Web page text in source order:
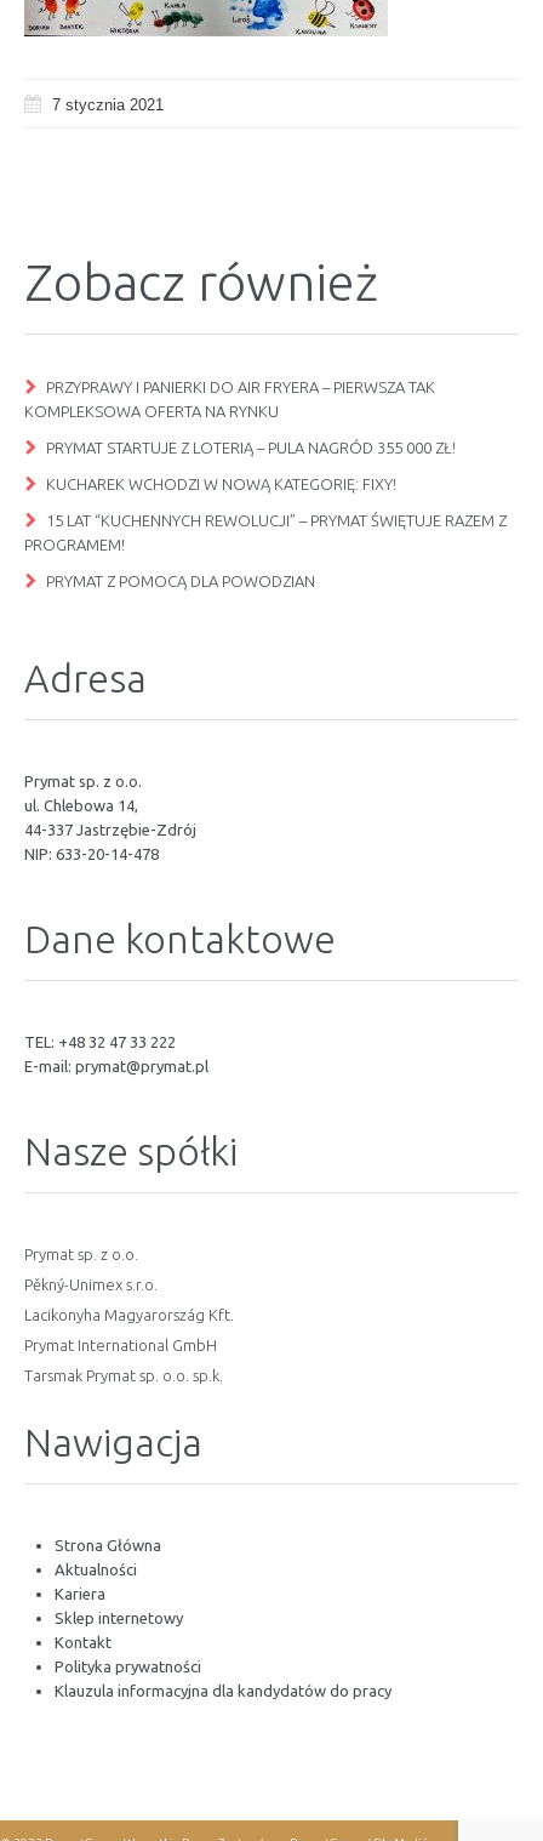
7 stycznia 2021
Zobacz również
PRZYPRAWY I PANIERKI DO AIR FRYERA – PIERWSZA TAK
KOMPLEKSOWA OFERTA NA RYNKU
PRYMAT STARTUJE Z LOTERIĄ – PULA NAGRÓD 355 000 ZŁ!
KUCHAREK WCHODZI W NOWĄ KATEGORIĘ: FIXY!
15 LAT “KUCHENNYCH REWOLUCJI” – PRYMAT ŚWIĘTUJE RAZEM Z
PROGRAMEM!
PRYMAT Z POMOCĄ DLA POWODZIAN
Adresa
Prymat sp. z o.o.
ul. Chlebowa 14,
44-337 Jastrzębie-Zdrój
NIP: 633-20-14-478
Dane kontaktowe
TEL: +48 32 47 33 222
E-mail: prymat@prymat.pl
Nasze spółki
Prymat sp. z o.o.
Pěkný-Unimex s.r.o.
Lacikonyha Magyarország Kft.
Prymat International GmbH
Tarsmak Prymat sp. o.o. sp.k.
Nawigacja
Strona Główna
Aktualności
Kariera
Sklep internetowy
Kontakt
Polityka prywatności
Klauzula informacyjna dla kandydatów do pracy